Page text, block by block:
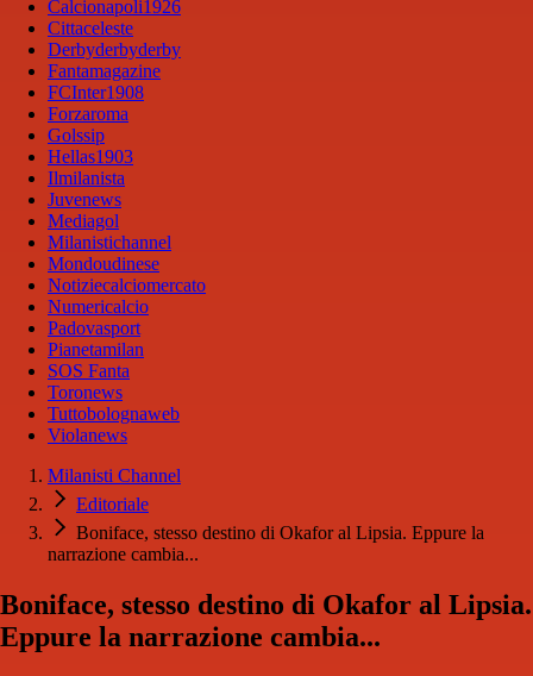
Calcionapoli1926
Cittaceleste
Derbyderbyderby
Fantamagazine
FCInter1908
Forzaroma
Golssip
Hellas1903
Ilmilanista
Juvenews
Mediagol
Milanistichannel
Mondoudinese
Notiziecalciomercato
Numericalcio
Padovasport
Pianetamilan
SOS Fanta
Toronews
Tuttobolognaweb
Violanews
Milanisti Channel
Editoriale
Boniface, stesso destino di Okafor al Lipsia. Eppure la
narrazione cambia...
Boniface, stesso destino di Okafor al Lipsia.
Eppure la narrazione cambia...